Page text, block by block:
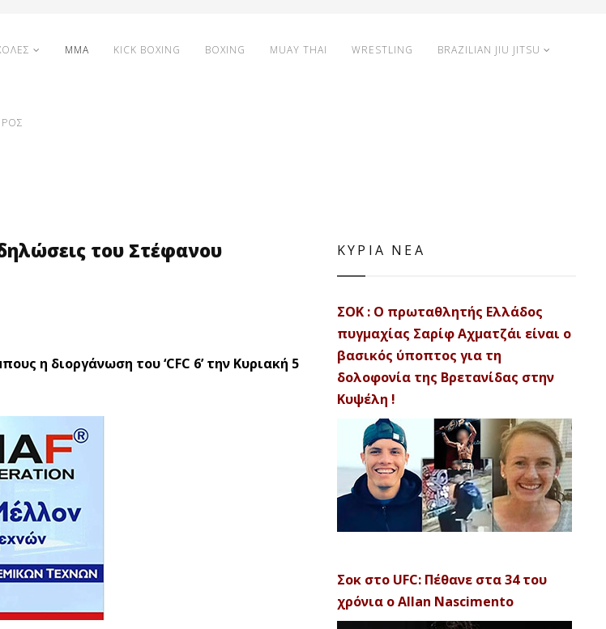
MMA KICK BOXING BOXING MUAY THAI WRESTLING BRAZILIAN JIU JITSU
του Στέφανου
η διοργάνωση του ‘CFC 6’ την Κυριακή 5
ΚΥΡΙΑ ΝΕΑ
ΣΟΚ : Ο πρωταθλητής Ελλάδος
πυγμαχίας Σαρίφ Αχματζάι είναι ο
βασικός ύποπτος για τη
δολοφονία της Βρετανίδας στην
Κυψέλη !
Σοκ στο UFC: Πέθανε στα 34 του
χρόνια ο Allan Nascimento